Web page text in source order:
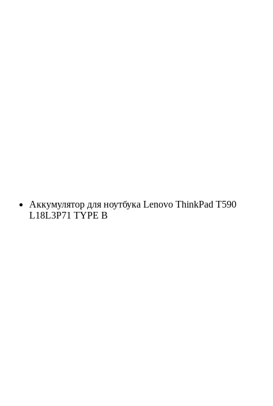
Аккумулятор для ноутбука Lenovo ThinkPad T590
L18L3P71 TYPE B